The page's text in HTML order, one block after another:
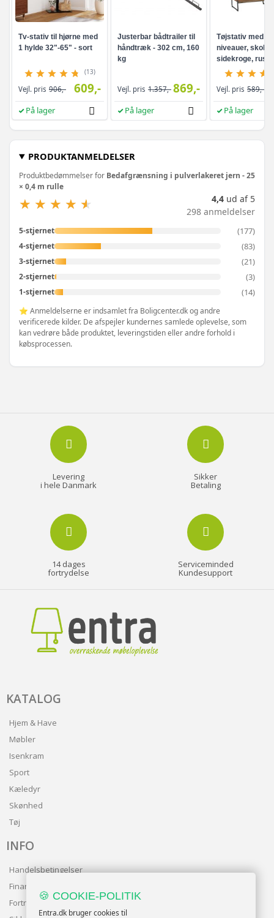
PRODUKTANMELDELSER
Produktbedømmelser for Bedafgrænsning i pulverlakeret jern - 25
× 0,4 m rulle
★
★ ★
★ ★
★ ★
★ ★
★ 4,4 ud af 5
298 anmeldelser
5-stjernet (177)
4-stjernet (83)
3-stjernet (21)
2-stjernet (3)
1-stjernet (14)
⭐ Anmeldelserne er indsamlet fra Boligcenter.dk og andre
verificerede kilder. De afspejler kundernes samlede oplevelse, som
kan vedrøre både produktet, leveringstiden eller andre forhold i
købsprocessen.
Tv-stativ til hjørne med
1 hylde 32"-65" - sort
(13)
Vejl. pris 906,- 609,-
På lager
Justerbar bådtrailer til
håndtræk - 302 cm, 160
kg
Vejl. pris 1.357,- 869,-
På lager
Tøjstativ med
niveauer,
sidekroge,
brun/sort
Vejl. pris 589,-
På lager
Levering
i hele Danmark
Sikker
Betaling
14 dages
fortrydelse
Serviceminded
Kundesupport
KATALOG
Hjem & Have
Møbler
Isenkram
Sport
Kæledyr
Skønhed
Tøj
INFO
Handelsbetingelser
Finansering
Fortrolighedspolitik
🍪 COOKIE-POLITIK
Entra.dk bruger cookies til